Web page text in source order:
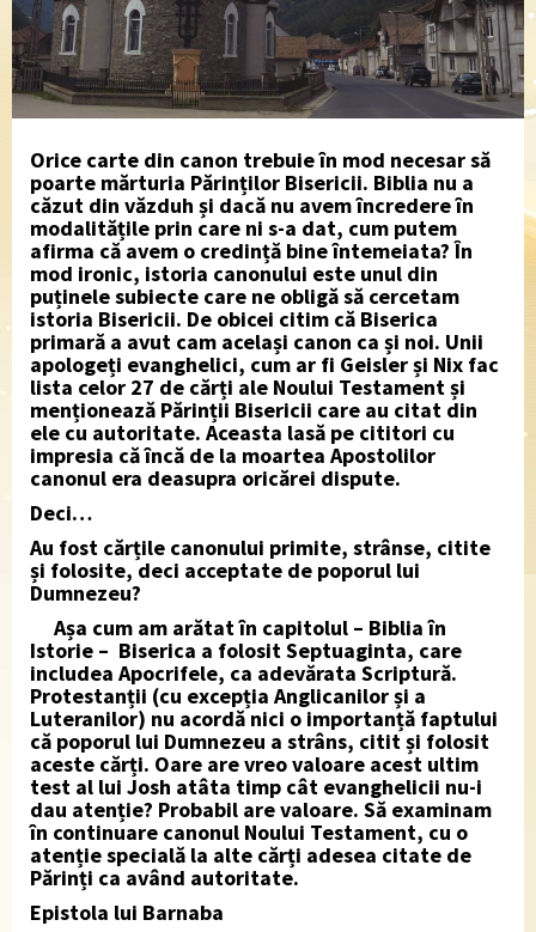
Orice carte din canon trebuie în mod necesar să
poarte mărturia Părinților Bisericii. Biblia nu a
căzut din văzduh și dacă nu avem încredere în
modalitățile prin care ni s-a dat, cum putem
afirma că avem o credință bine întemeiata? În
mod ironic, istoria canonului este unul din
puținele subiecte care ne obligă să cercetam
istoria Bisericii. De obicei citim că Biserica
primară a avut cam același canon ca și noi. Unii
apologeți evanghelici, cum ar fi Geisler și Nix fac
lista celor 27 de cărți ale Noului Testament și
menționează Părinții Bisericii care au citat din
ele cu autoritate. Aceasta lasă pe cititori cu
impresia că încă de la moartea Apostolilor
canonul era deasupra oricărei dispute.
Deci…
Au fost cărțile canonului primite, strânse, citite
și folosite, deci acceptate de poporul lui
Dumnezeu?
Așa cum am arătat în capitolul – Biblia în
Istorie – Biserica a folosit Septuaginta, care
includea Apocrifele, ca adevărata Scriptură.
Protestanții (cu excepția Anglicanilor și a
Luteranilor) nu acordă nici o importanță faptului
că poporul lui Dumnezeu a strâns, citit și folosit
aceste cărți. Oare are vreo valoare acest ultim
test al lui Josh atâta timp cât evanghelicii nu-i
dau atenție? Probabil are valoare. Să examinam
în continuare canonul Noului Testament, cu o
atenție specială la alte cărți adesea citate de
Părinți ca având autoritate.
Epistola lui Barnaba